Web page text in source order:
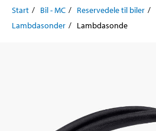
Start Bil - MC Reservedele til biler
Lambdasonder
Lambdasonde